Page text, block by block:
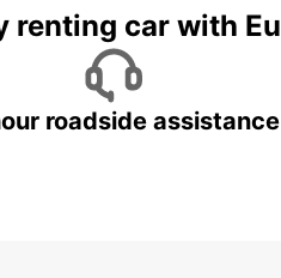
renting car with
roadside assistance